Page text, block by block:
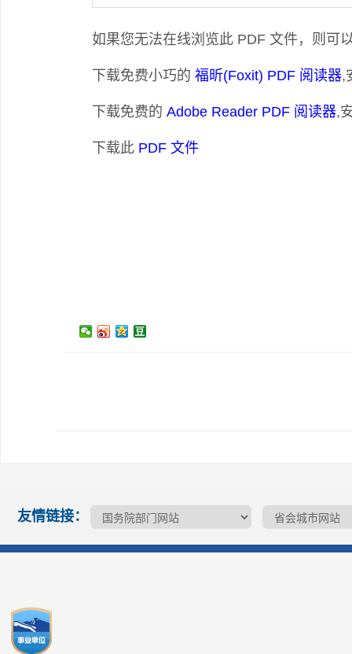
如果您无法在线浏览此 PDF 文件，则可
下载免费小巧的 福昕(Foxit) PDF 阅读器,
下载免费的 Adobe Reader PDF 阅读器,
下载此 PDF 文件
友情链接：